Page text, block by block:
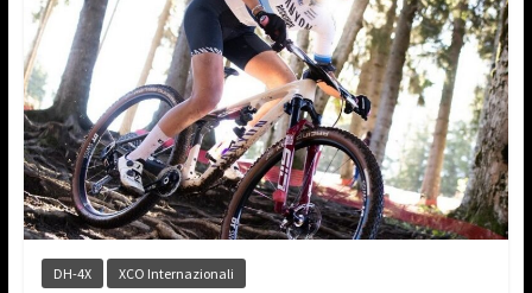
DH-4X XCO Internazionali